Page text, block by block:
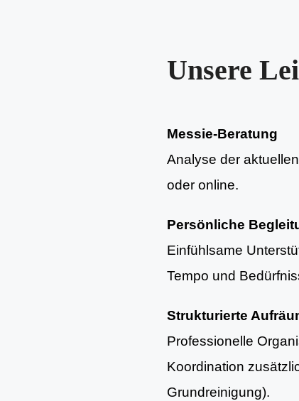
Unsere
Messie-Beratung
Analyse der
oder online.
Persönliche
Einfühlsame
Tempo und
Strukturierte
Professionelle
Koordination
Grundreinigung).